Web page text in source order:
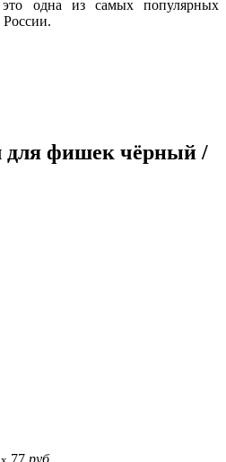
одна из самых популярных
России.
для фишек чёрный /
77 руб